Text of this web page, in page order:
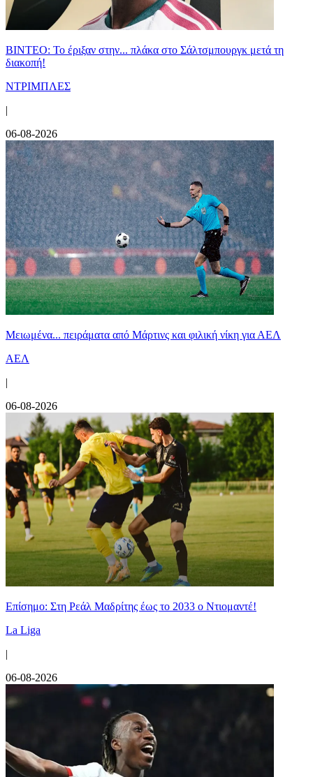
ΒΙΝΤΕΟ: Το έριξαν στην... πλάκα στο Σάλτσμπουργκ μετά τη
διακοπή!
ΝΤΡΙΜΠΛΕΣ
|
06-08-2026
Μειωμένα... πειράματα από Μάρτινς και φιλική νίκη για ΑΕΛ
ΑΕΛ
|
06-08-2026
Επίσημο: Στη Ρεάλ Μαδρίτης έως το 2033 ο Ντιομαντέ!
La Liga
|
06-08-2026